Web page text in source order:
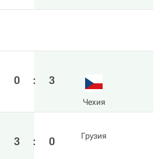
0 : 3
Чехия
3 : 0 Грузия